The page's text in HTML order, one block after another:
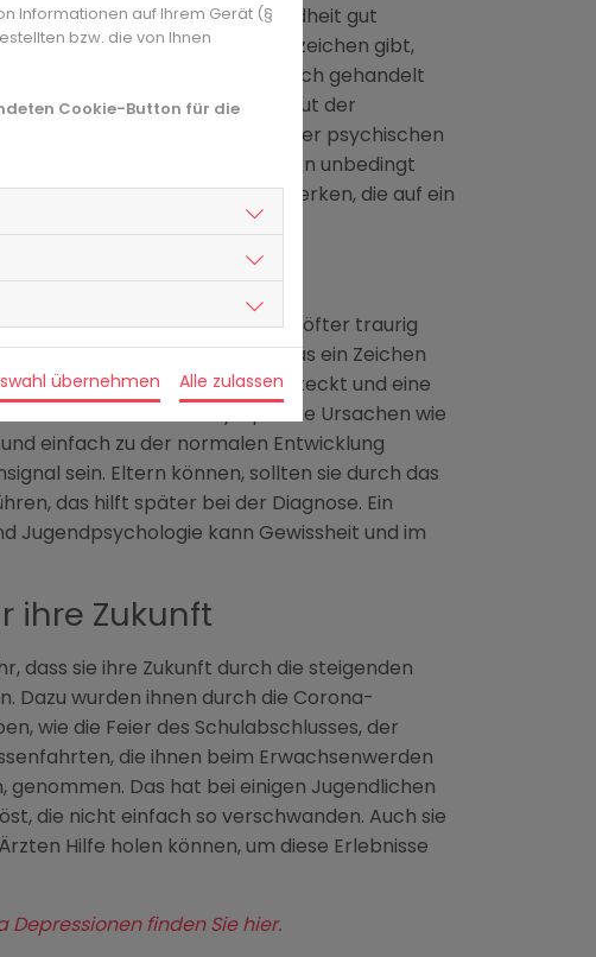
wie auf die körperliche Gesundheit gut
Und wenn es Anzeichen gibt,
sollte so schnell wie möglich gehandelt
in Studien feststellen: Laut der
ein Viertel der Jugendlichen unter psychischen
Deshalb sollten Eltern unbedingt
im Verhalten des Kindes bemerken, die auf ein
reagieren
sich immer mehr zurück, sind öfter traurig
oder viel zu wenig, könnte das ein Zeichen
die Krise nicht mehr gut wegsteckt und eine
manche dieser Symptome Ursachen wie
einfach zu der normalen Entwicklung
sein. Eltern können, sollten sie durch das
das hilft später bei der Diagnose. Ein
Jugendpsychologie kann Gewissheit und im
ihre Zukunft
dass sie ihre Zukunft durch die steigenden
Dazu wurden ihnen durch die Corona-
wie die Feier des Schulabschlusses, der
die ihnen beim Erwachsenwerden
Das hat bei einigen Jugendlichen
die nicht einfach so verschwanden. Auch sie
Hilfe holen können, um diese Erlebnisse
finden Sie hier.
Informationen auf Ihrem Gerät (§
bzw. die von Ihnen
Cookie-Button für die
übernehmen Alle zulassen